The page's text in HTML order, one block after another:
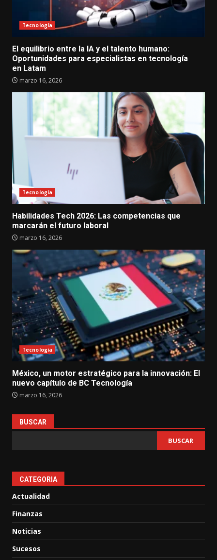
Tecnología
El equilibrio entre la IA y el talento humano:
Oportunidades para especialistas en tecnología
en Latam
marzo 16, 2026
Tecnología
Habilidades Tech 2026: Las competencias que
marcarán el futuro laboral
marzo 16, 2026
Tecnología
México, un motor estratégico para la innovación: El
nuevo capítulo de BC Tecnología
marzo 16, 2026
BUSCAR
BUSCAR
CATEGORIA
Actualidad
Finanzas
Noticias
Sucesos